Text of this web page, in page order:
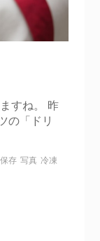
すね。 昨
の「ドリ
保存 写真 冷凍